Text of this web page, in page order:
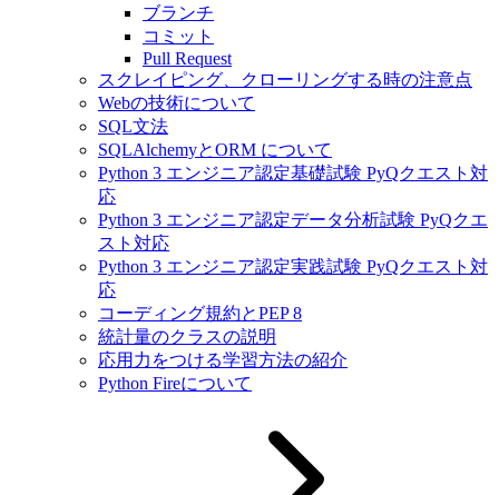
ブランチ
コミット
Pull Request
スクレイピング、クローリングする時の注意点
Webの技術について
SQL文法
SQLAlchemyとORM について
Python 3 エンジニア認定基礎試験 PyQクエスト対
応
Python 3 エンジニア認定データ分析試験 PyQクエ
スト対応
Python 3 エンジニア認定実践試験 PyQクエスト対
応
コーディング規約とPEP 8
統計量のクラスの説明
応用力をつける学習方法の紹介
Python Fireについて